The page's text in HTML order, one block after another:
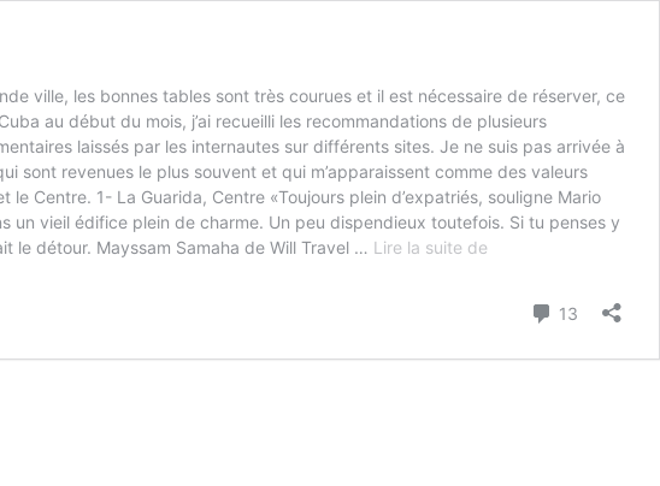
ville, les bonnes tables sont très courues et il est nécessaire de réserver, ce
au début du mois, j’ai recueilli les recommandations de plusieurs
laissés par les internautes sur différents sites. Je ne suis pas arrivée à
sont revenues le plus souvent et qui m’apparaissent comme des valeurs
Centre. 1- La Guarida, Centre «Toujours plein d’expatriés, souligne Mario
un vieil édifice plein de charme. Un peu dispendieux toutefois. Si tu penses y
le détour. Mayssam Samaha de Will Travel … Lire la suite de
13